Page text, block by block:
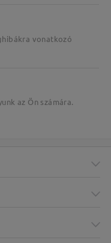
vonatkozó
az Ön számára.